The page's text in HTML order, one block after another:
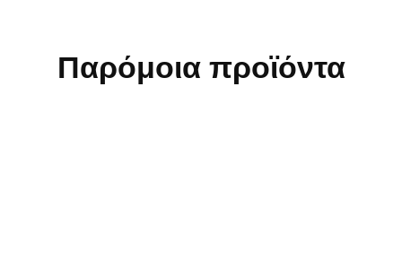
Παρόμοια προϊόντα